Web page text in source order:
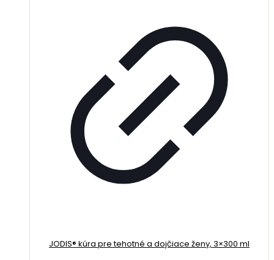
JODIS® kúra pre tehotné a dojčiace ženy, 3×300 ml